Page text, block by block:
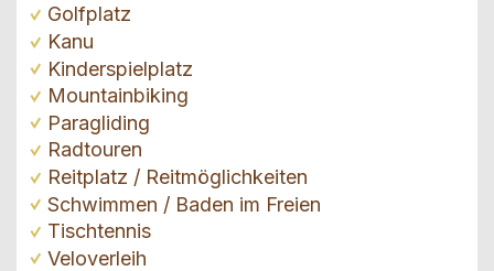
Golfplatz
Kanu
Kinderspielplatz
Mountainbiking
Paragliding
Radtouren
Reitplatz / Reitmöglichkeiten
Schwimmen / Baden im Freien
Tischtennis
Veloverleih